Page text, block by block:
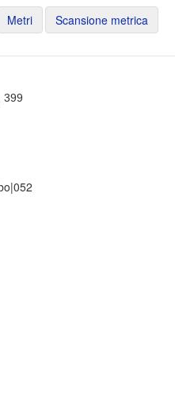
Metri
Scansione metrica